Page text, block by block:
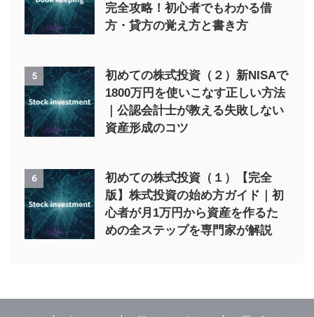
完全攻略！初心者でもわかる借
方・貸方の覚え方と書き方
5
初めての株式投資（２）新NISAで
1800万円を使いこなす正しい方法
｜公認会計士が教える失敗しない
資産形成のコツ
6
初めての株式投資（１）【完全
版】株式投資の始め方ガイド｜初
心者が月1万円から資産を作るた
めの全ステップを専門家が解説